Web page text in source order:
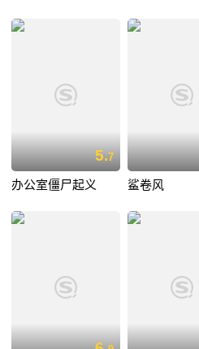
5.7
办公室僵尸起义 鲨卷风